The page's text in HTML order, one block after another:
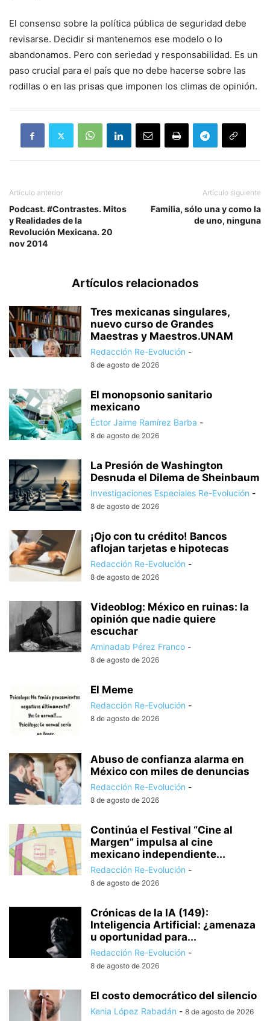
El consenso sobre la política pública de seguridad debe
revisarse. Decidir si mantenemos ese modelo o lo
abandonamos. Pero con seriedad y responsabilidad. Es un
paso crucial para el país que no debe hacerse sobre las
rodillas o en las prisas que imponen los climas de opinión.
Artículo anterior
Podcast. #Contrastes. Mitos
y Realidades de la
Revolución Mexicana. 20
nov 2014
Artículo siguiente
Familia, sólo una y como la
de uno, ninguna
Artículos relacionados
Tres mexicanas singulares,
nuevo curso de Grandes
Maestras y Maestros.UNAM
Redacción Re-Evolución -
8 de agosto de 2026
El monopsonio sanitario
mexicano
Éctor Jaime Ramírez Barba -
8 de agosto de 2026
La Presión de Washington
Desnuda el Dilema de Sheinbaum
Investigaciones Especiales Re-Evolución -
8 de agosto de 2026
¡Ojo con tu crédito! Bancos
aflojan tarjetas e hipotecas
Redacción Re-Evolución -
8 de agosto de 2026
Videoblog: México en ruinas: la
opinión que nadie quiere
escuchar
Aminadab Pérez Franco -
8 de agosto de 2026
El Meme
Redacción Re-Evolución -
8 de agosto de 2026
Abuso de confianza alarma en
México con miles de denuncias
Redacción Re-Evolución -
8 de agosto de 2026
Continúa el Festival “Cine al
Margen” impulsa al cine
mexicano independiente...
Redacción Re-Evolución -
8 de agosto de 2026
Crónicas de la IA (149):
Inteligencia Artificial: ¿amenaza
u oportunidad para...
Redacción Re-Evolución -
8 de agosto de 2026
El costo democrático del silencio
Kenia López Rabadán - 8 de agosto de 2026